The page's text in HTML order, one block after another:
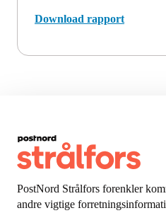
Download rapport
PostNord Strålfors forenkler
andre vigtige